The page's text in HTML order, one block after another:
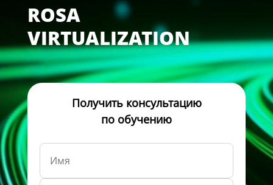
ROSA
VIRTUALIZATION
Получить консультацию
по обучению